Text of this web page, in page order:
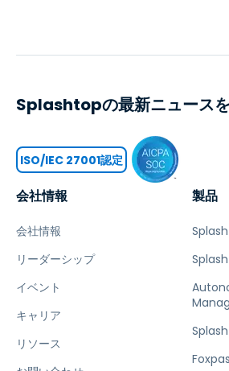
会社情報
会社情報
リーダーシップ
イベント
キャリア
リソース
製品
Splashtopの最新ニュース
ISO/IEC 27001認定